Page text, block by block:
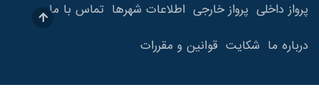
پرواز داخلی پرواز خارجی اطلاعات شهرها تماس با ما
درباره ما شکایت قوانین و مقررات